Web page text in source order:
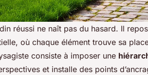
réussi ne naît pas du hasard. Il
où chaque élément trouve sa
consiste à imposer une
et installe des points